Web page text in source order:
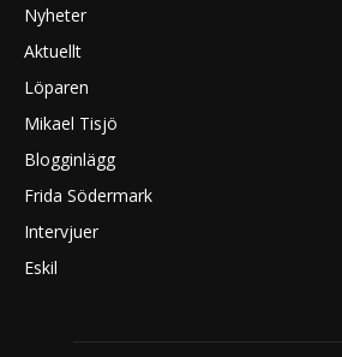
Nyheter
Aktuellt
Löparen
Mikael Tisjö
Blogginlägg
Frida Södermark
Intervjuer
Eskil